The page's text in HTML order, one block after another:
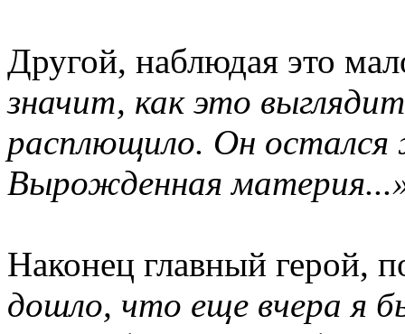
Другой, наблюдая это
значит, как это
расплющило. Он
Вырожденная
Наконец главный герой,
дошло, что еще вчера я